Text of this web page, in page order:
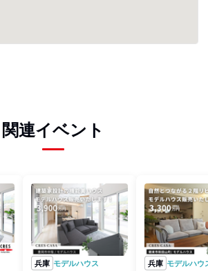
関連イベント
兵庫 モデルハウス 兵庫 モデルハウ